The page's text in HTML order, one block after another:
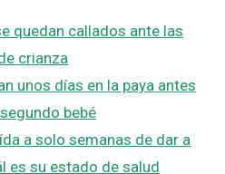
quedan callados ante las
crianza
unos días en la paya antes
bebé
a solo semanas de dar a
es su estado de salud